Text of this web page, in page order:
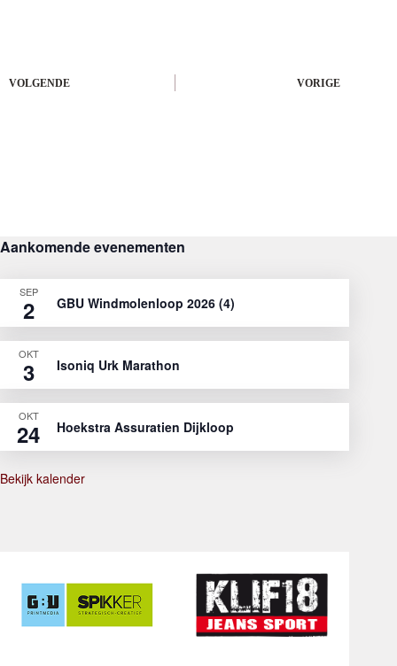
VORIGE
VOLGENDE
Aankomende evenementen
SEP
2 GBU Windmolenloop 2026 (4)
OKT
3 Isoniq Urk Marathon
OKT
24 Hoekstra Assuratien Dijkloop
Bekijk kalender